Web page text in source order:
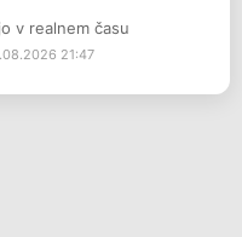
v realnem času
21:47